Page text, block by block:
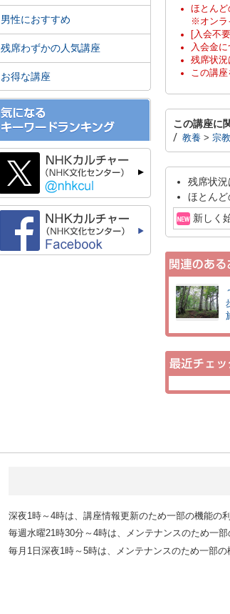
ほとんど
※オンラ
[入会不
入会金
残席状況
この講
この講座に
教養> 宗
残席状況
ほとんど
新しく
男性におすすめ
残席わずかの人気講座
お得な講座
深夜1時～4時は、講座情報更新のため一部の機能の
毎週水曜21時30分～4時は、メンテナンスのため一部
毎月1日深夜1時～5時は、メンテナンスのため一部の